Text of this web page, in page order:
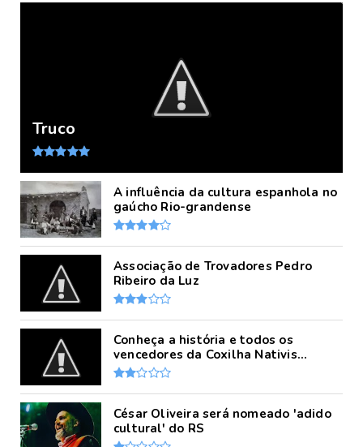
Truco
A influência da cultura espanhola no
gaúcho Rio-grandense
Associação de Trovadores Pedro
Ribeiro da Luz
Conheça a história e todos os
vencedores da Coxilha Nativis...
César Oliveira será nomeado 'adido
cultural' do RS